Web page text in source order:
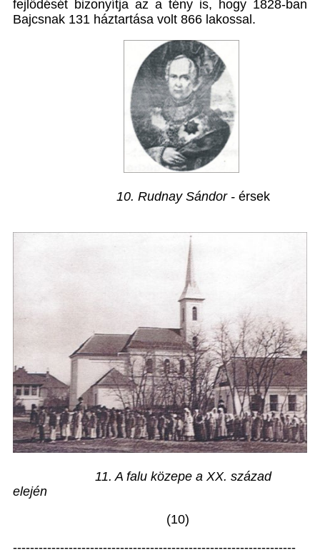
fejlődését bizonyítja az a tény is, hogy 1828-ban
Bajcsnak 131 háztartása volt 866 lakossal.
10. Rudnay Sándor - érsek
11. A falu közepe a XX. század
elején
(10)
------------------------------------------------------------------